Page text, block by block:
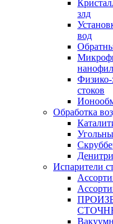
злд
вод
Физико-
стоков
Обработка
Испарители